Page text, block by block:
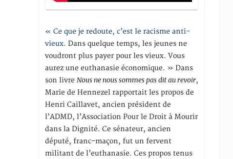
« Ce que je redoute, c’est le racisme anti-
vieux. Dans quelque temps, les jeunes ne
voudront plus payer pour les vieux. Vous
aurez une euthanasie économique. » Dans
son livreNous ne nous sommes pas dit au revoir,
Marie de Hennezel rapportait les propos de
Henri Caillavet, ancien président de
l’ADMD, l’Association Pour le Droit à Mourir
dans la Dignité. Ce sénateur, ancien
député, franc-maçon, fut un fervent
militant de l’euthanasie. Ces propos tenus